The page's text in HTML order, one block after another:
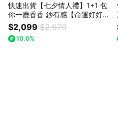
快速出貨【七夕情人禮】1+1 包
你一鹿香香 鈔有感【命運好好
玩】財鹿鈔有錢長夾組(經典黑/
奶茶棕可選)+艾草檀木滾珠香水
$2,099 $2,670
10.0%